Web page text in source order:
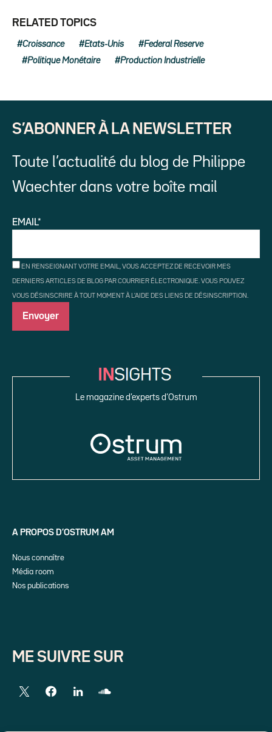
RELATED TOPICS
Croissance Etats-Unis Federal Reserve
Politique Monétaire Production Industrielle
S’ABONNER À LA NEWSLETTER
Toute l’actualité du blog de Philippe
Waechter dans votre boîte mail
EMAIL*
EN RENSEIGNANT VOTRE EMAIL, VOUS ACCEPTEZ DE RECEVOIR MES
DERNIERS ARTICLES DE BLOG PAR COURRIER ÉLECTRONIQUE. VOUS POUVEZ
VOUS DÉSINSCRIRE À TOUT MOMENT À L'AIDE DES LIENS DE DÉSINSCRIPTION.
Le magazine d’experts d’Ostrum
A PROPOS D’OSTRUM AM
Nous connaître
Média room
Nos publications
ME SUIVRE SUR